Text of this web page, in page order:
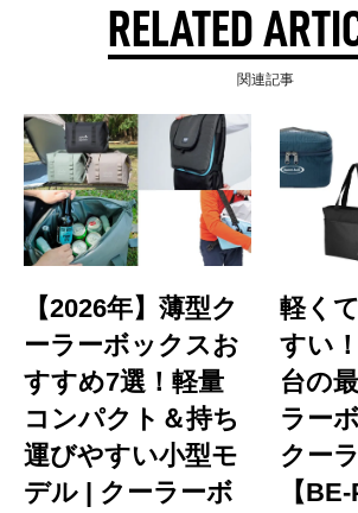
RELATED
関連記事
【2026年】薄型ク
ーラーボックスお
すすめ7選！軽量
コンパクト＆持ち
運びやすい小型モ
デル | クーラーボ
軽く
すい
台の
ラー
クー
【